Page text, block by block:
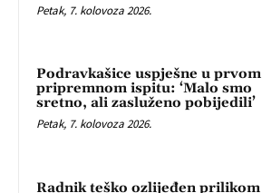
Petak, 7. kolovoza 2026.
Podravkašice uspješne u prvom
pripremnom ispitu: ‘Malo smo
sretno, ali zasluženo pobijedili’
Petak, 7. kolovoza 2026.
Radnik teško ozlijeđen prilikom